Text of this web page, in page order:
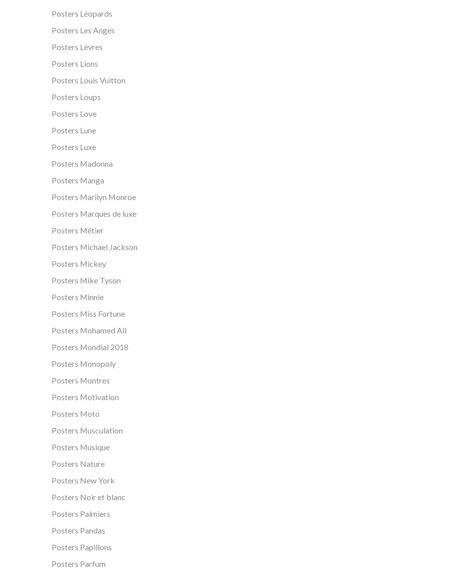
Posters Léopards
Posters Les Anges
Posters Lèvres
Posters Lions
Posters Louis Vuitton
Posters Loups
Posters Love
Posters Lune
Posters Luxe
Posters Madonna
Posters Manga
Posters Marilyn Monroe
Posters Marques de luxe
Posters Métier
Posters Michael Jackson
Posters Mickey
Posters Mike Tyson
Posters Minnie
Posters Miss Fortune
Posters Mohamed Ali
Posters Mondial 2018
Posters Monopoly
Posters Montres
Posters Motivation
Posters Moto
Posters Musculation
Posters Musique
Posters Nature
Posters New York
Posters Noir et blanc
Posters Palmiers
Posters Pandas
Posters Papillons
Posters Parfum